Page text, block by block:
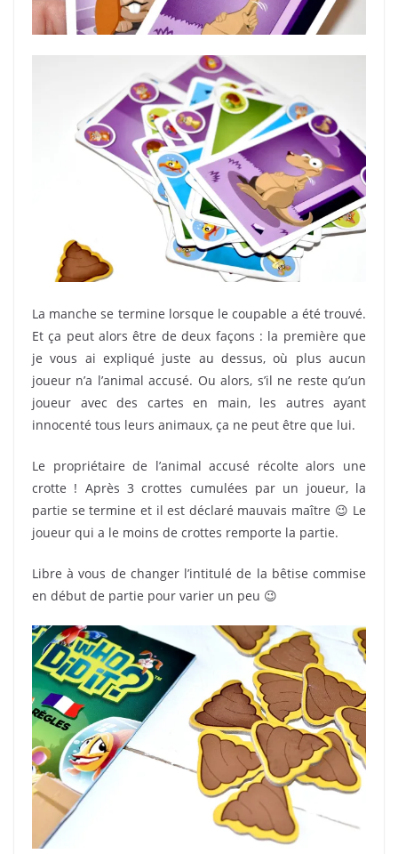
La manche se termine lorsque le coupable a été trouvé.
Et ça peut alors être de deux façons : la première que
je vous ai expliqué juste au dessus, où plus aucun
joueur n’a l’animal accusé. Ou alors, s’il ne reste qu’un
joueur avec des cartes en main, les autres ayant
innocenté tous leurs animaux, ça ne peut être que lui.
Le propriétaire de l’animal accusé récolte alors une
crotte ! Après 3 crottes cumulées par un joueur, la
partie se termine et il est déclaré mauvais maître 😉 Le
joueur qui a le moins de crottes remporte la partie.
Libre à vous de changer l’intitulé de la bêtise commise
en début de partie pour varier un peu 😉